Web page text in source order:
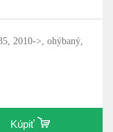
2010->, ohýbaný,
Kúpiť